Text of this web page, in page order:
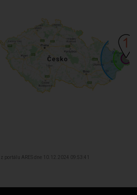
portálu ARES dne 10.12.2024 09:53:41